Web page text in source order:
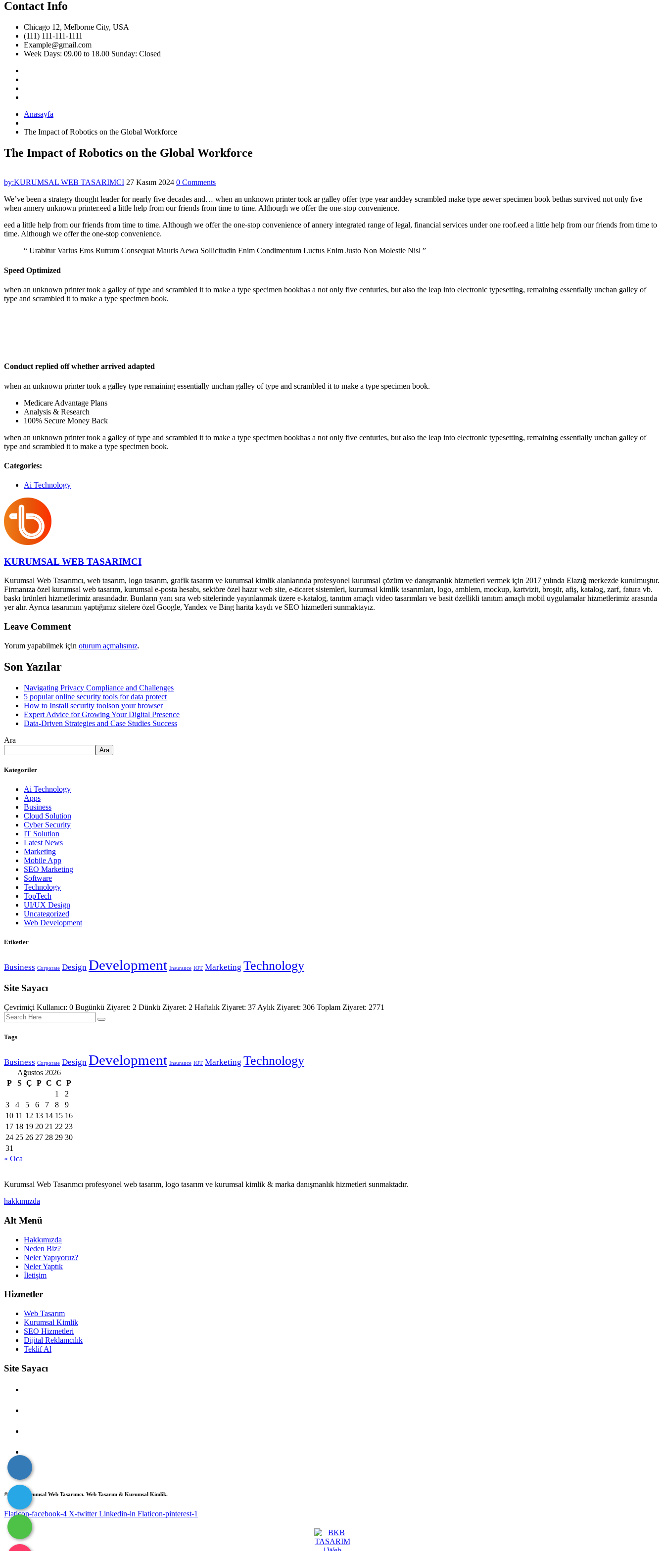
Contact Info
Chicago 12, Melborne City, USA
(111) 111-111-1111
Example@gmail.com
Week Days: 09.00 to 18.00 Sunday: Closed
Anasayfa
The Impact of Robotics on the Global Workforce
The Impact of Robotics on the Global Workforce
by:KURUMSAL WEB TASARIMCI 27 Kasım 2024 0 Comments
We’ve been a strategy thought leader for nearly five decades and… when an unknown printer took ar galley offer type year anddey scrambled make type aewer specimen book bethas survived not only five
when annery unknown printer.eed a little help from our friends from time to time. Although we offer the one-stop convenience.
eed a little help from our friends from time to time. Although we offer the one-stop convenience of annery integrated range of legal, financial services under one roof.eed a little help from our friends from time to
time. Although we offer the one-stop convenience.
“ Urabitur Varius Eros Rutrum Consequat Mauris Aewa Sollicitudin Enim Condimentum Luctus Enim Justo Non Molestie Nisl ”
Speed Optimized
when an unknown printer took a galley of type and scrambled it to make a type specimen bookhas a not only five centuries, but also the leap into electronic typesetting, remaining essentially unchan galley of
type and scrambled it to make a type specimen book.
Conduct replied off whether arrived adapted
when an unknown printer took a galley type remaining essentially unchan galley of type and scrambled it to make a type specimen book.
Medicare Advantage Plans
Analysis & Research
100% Secure Money Back
when an unknown printer took a galley of type and scrambled it to make a type specimen bookhas a not only five centuries, but also the leap into electronic typesetting, remaining essentially unchan galley of
type and scrambled it to make a type specimen book.
Categories:
Ai Technology
KURUMSAL WEB TASARIMCI
Kurumsal Web Tasarımcı, web tasarım, logo tasarım, grafik tasarım ve kurumsal kimlik alanlarında profesyonel kurumsal çözüm ve danışmanlık hizmetleri vermek için 2017 yılında Elazığ merkezde kurulmuştur.
Firmanıza özel kurumsal web tasarım, kurumsal e-posta hesabı, sektöre özel hazır web site, e-ticaret sistemleri, kurumsal kimlik tasarımları, logo, amblem, mockup, kartvizit, broşür, afiş, katalog, zarf, fatura vb.
baskı ürünleri hizmetlerimiz arasındadır. Bunların yanı sıra web sitelerinde yayınlanmak üzere e-katalog, tanıtım amaçlı video tasarımları ve basit özellikli tanıtım amaçlı mobil uygulamalar hizmetlerimiz arasında
yer alır. Ayrıca tasarımını yaptığımız sitelere özel Google, Yandex ve Bing harita kaydı ve SEO hizmetleri sunmaktayız.
Leave Comment
Yorum yapabilmek için oturum açmalısınız.
Son Yazılar
Navigating Privacy Compliance and Challenges
5 popular online security tools for data protect
How to Install security toolson your browser
Expert Advice for Growing Your Digital Presence
Data-Driven Strategies and Case Studies Success
Ara
Ara
Kategoriler
Ai Technology
Apps
Business
Cloud Solution
Cyber Security
IT Solution
Latest News
Marketing
Mobile App
SEO Marketing
Software
Technology
TopTech
UI/UX Design
Uncategorized
Web Development
Etiketler
Business Corporate Design Development Insurance IOT Marketing Technology
Site Sayacı
Çevrimiçi Kullanıcı: 0 Bugünkü Ziyaret: 2 Dünkü Ziyaret: 2 Haftalık Ziyaret: 37 Aylık Ziyaret: 306 Toplam Ziyaret: 2771
Tags
Business Corporate Design Development Insurance IOT Marketing Technology
Ağustos 2026
P
S Ç P C C P
1
2
3
4 5 6 7 8
9
10 11 12 13 14 15 16
17 18 19 20 21 22 23
24 25 26 27 28 29 30
31
« Oca
Kurumsal Web Tasarımcı profesyonel web tasarım, logo tasarım ve kurumsal kimlik & marka danışmanlık hizmetleri sunmaktadır.
hakkımızda
Alt Menü
Hakkımızda
Neden Biz?
Neler Yapıyoruz?
Neler Yaptık
İletişim
Hizmetler
Web Tasarım
Kurumsal Kimlik
SEO Hizmetleri
Dijital Reklamcılık
Teklif Al
Site Sayacı
Toplam Ziyaret: 2771
© 2025 Kurumsal Web Tasarımcı. Web Tasarım & Kurumsal Kimlik.
Flaticon-facebook-4 X-twitter Linkedin-in Flaticon-pinterest-1